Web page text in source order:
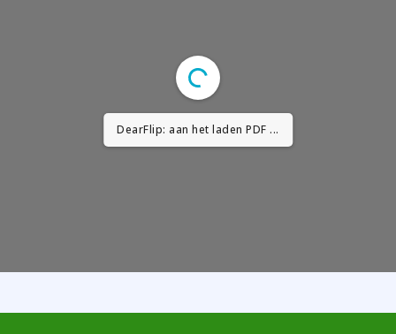
DearFlip: aan het laden PDF ...